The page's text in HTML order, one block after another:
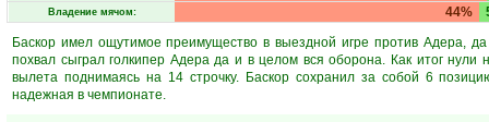
Владение мячом: 44%
Баскор имел ощутимое преимущество в выездной игре против Адера,
похвал сыграл голкипер Адера да и в целом вся оборона. Как итог
вылета поднимаясь на 14 строчку. Баскор сохранил за собой 6
надежная в чемпионате.